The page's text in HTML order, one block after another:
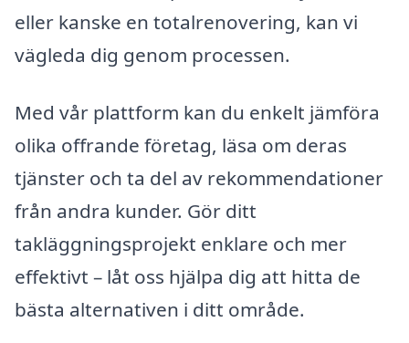
eller kanske en totalrenovering, kan vi
vägleda dig genom processen.
Med vår plattform kan du enkelt jämföra
olika offrande företag, läsa om deras
tjänster och ta del av rekommendationer
från andra kunder. Gör ditt
takläggningsprojekt enklare och mer
effektivt – låt oss hjälpa dig att hitta de
bästa alternativen i ditt område.